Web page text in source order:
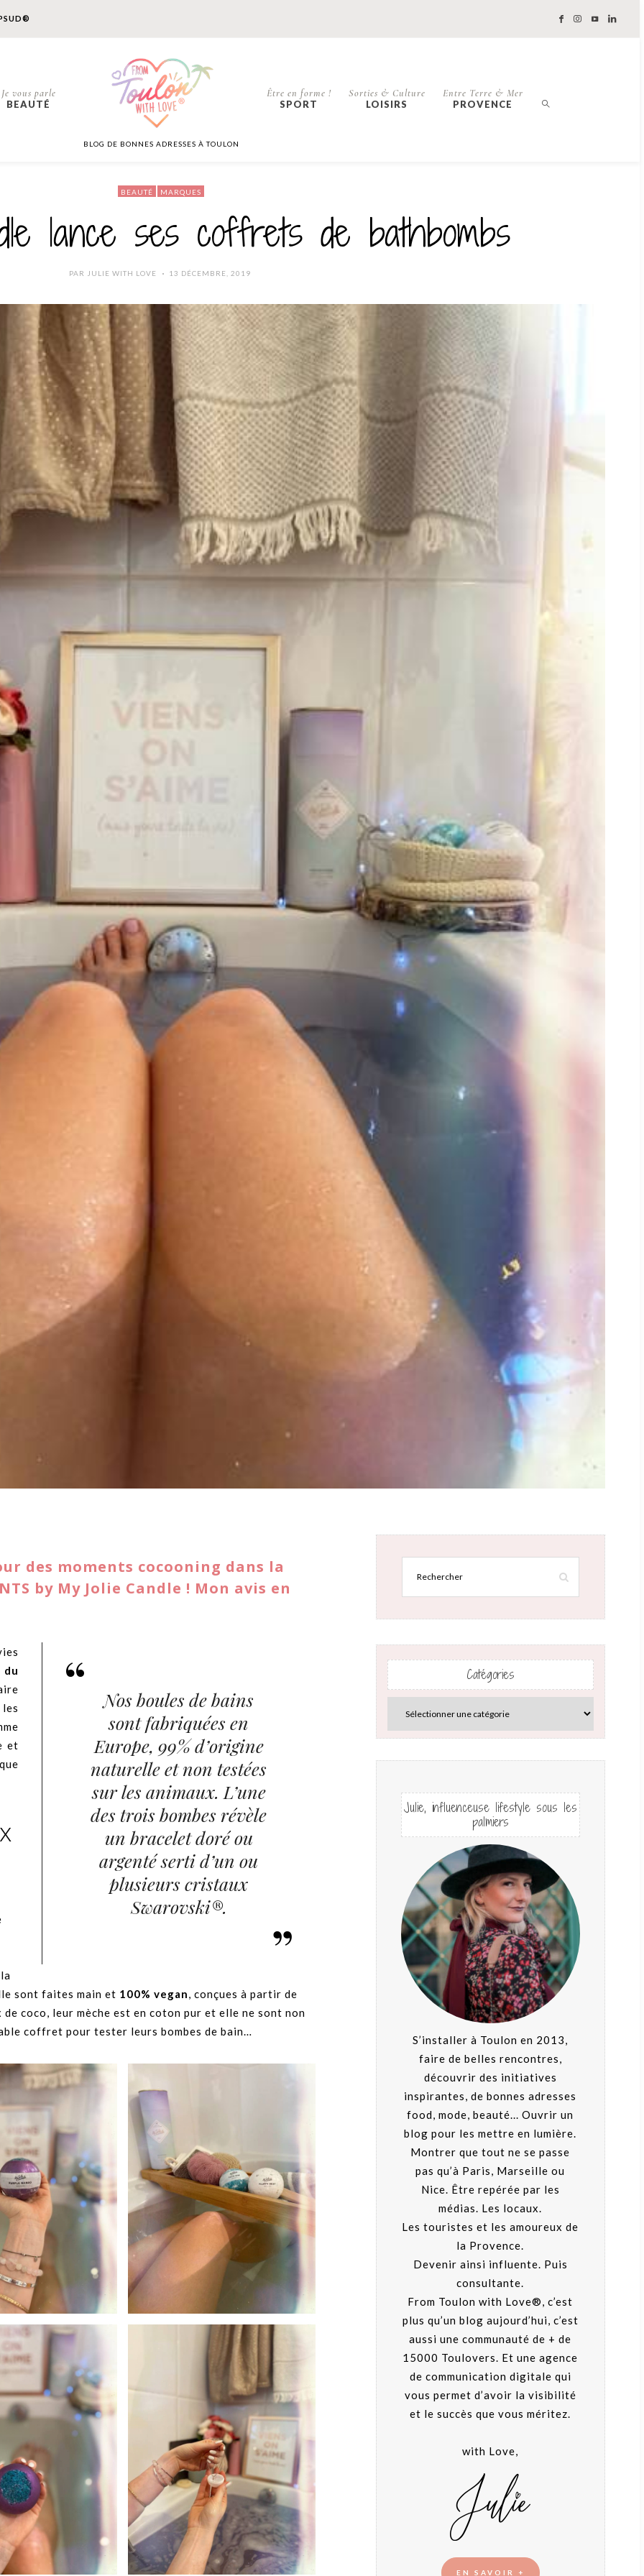
Je vous parle
BEAUTÉ
BLOG DE BONNES ADRESSES À TOULON
Être en forme !
SPORT
Sorties & Culture
LOISIRS
Entre Terre & Mer
PROVENCE
BEAUTÉ MARQUES
lance ses coffrets de bathbombs
PAR JULIE WITH LOVE
POSTED
13 DÉCEMBRE, 2019
des moments cocooning dans la
by My Jolie Candle ! Mon avis en
Nos boules de bains
sont fabriquées en
Europe, 99% d’origine
naturelle et non testées
sur les animaux. L’une
des trois bombes révèle
un bracelet doré ou
argenté serti d’un ou
plusieurs cristaux
Swarovski®.
du
et
sont faites main et 100% vegan, conçues à partir de
coco, leur mèche est en coton pur et elle ne sont non
coffret pour tester leurs bombes de bain…
Catégories
Julie, influenceuse lifestyle sous les
palmiers
S’installer à Toulon en 2013,
faire de belles rencontres,
découvrir des initiatives
inspirantes, de bonnes adresses
food, mode, beauté... Ouvrir un
blog pour les mettre en lumière.
Montrer que tout ne se passe
pas qu’à Paris, Marseille ou
Nice. Être repérée par les
médias. Les locaux.
Les touristes et les amoureux de
la Provence.
Devenir ainsi influente. Puis
consultante.
From Toulon with Love®, c’est
plus qu’un blog aujourd’hui, c’est
aussi une communauté de + de
15000 Toulovers. Et une agence
de communication digitale qui
vous permet d’avoir la visibilité
et le succès que vous méritez.
with Love,
EN SAVOIR +